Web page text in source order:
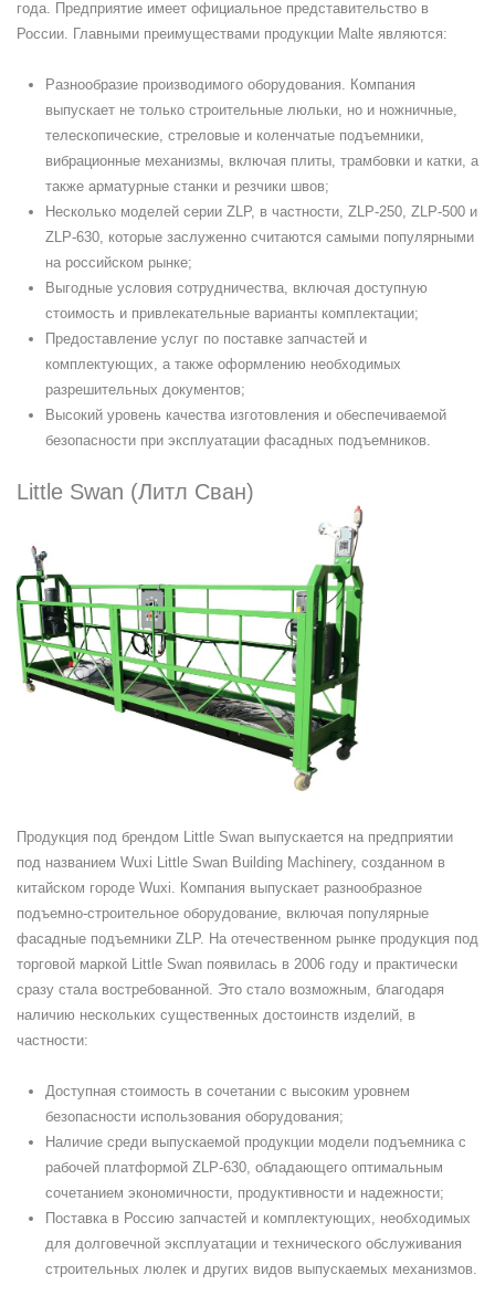
года. Предприятие имеет официальное представительство в
России. Главными преимуществами продукции Malte являются:
Разнообразие производимого оборудования. Компания
выпускает не только строительные люльки, но и ножничные,
телескопические, стреловые и коленчатые подъемники,
вибрационные механизмы, включая плиты, трамбовки и катки, а
также арматурные станки и резчики швов;
Несколько моделей серии ZLP, в частности, ZLP-250, ZLP-500 и
ZLP-630, которые заслуженно считаются самыми популярными
на российском рынке;
Выгодные условия сотрудничества, включая доступную
стоимость и привлекательные варианты комплектации;
Предоставление услуг по поставке запчастей и
комплектующих, а также оформлению необходимых
разрешительных документов;
Высокий уровень качества изготовления и обеспечиваемой
безопасности при эксплуатации фасадных подъемников.
Little Swan (Литл Сван)
Продукция под брендом Little Swan выпускается на предприятии
под названием Wuxi Little Swan Building Machinery, созданном в
китайском городе Wuxi. Компания выпускает разнообразное
подъемно-строительное оборудование, включая популярные
фасадные подъемники ZLP. На отечественном рынке продукция под
торговой маркой Little Swan появилась в 2006 году и практически
сразу стала востребованной. Это стало возможным, благодаря
наличию нескольких существенных достоинств изделий, в
частности:
Доступная стоимость в сочетании с высоким уровнем
безопасности использования оборудования;
Наличие среди выпускаемой продукции модели подъемника с
рабочей платформой ZLP-630, обладающего оптимальным
сочетанием экономичности, продуктивности и надежности;
Поставка в Россию запчастей и комплектующих, необходимых
для долговечной эксплуатации и технического обслуживания
строительных люлек и других видов выпускаемых механизмов.